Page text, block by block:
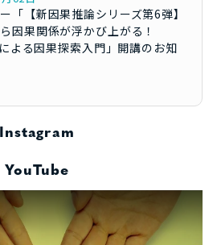
「【新因果推論シリーズ第6弾】
因果関係が浮かび上がる！
よる因果探索入門」開講のお知
Instagram
YouTube